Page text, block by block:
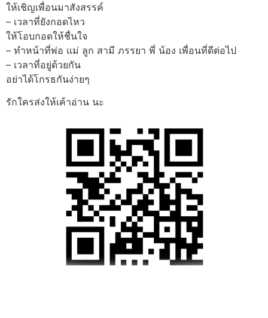
ให้เชิญเพื่อนมาสังสรรค์
– เวลาที่ยังกอดไหว
ให้โอบกอดให้ชื่นใจ
– ทำหน้าที่พ่อ แม่ ลูก สามี ภรรยา พี่ น้อง เพื่อนที่ดีต่อไป
– เวลาที่อยู่ด้วยกัน
อย่าได้โกรธกันง่ายๆ
รักใครส่งให้เค้าอ่าน นะ